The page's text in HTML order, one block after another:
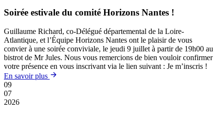
Soirée estivale du comité Horizons Nantes !
Guillaume Richard, co-Délégué départemental de la Loire-
Atlantique, et l’Équipe Horizons Nantes ont le plaisir de vous
convier à une soirée conviviale, le jeudi 9 juillet à partir de 19h00 au
bistrot de Mr Jules. Nous vous remercions de bien vouloir confirmer
votre présence en vous inscrivant via le lien suivant : Je m’inscris !
En savoir plus
09
07
2026